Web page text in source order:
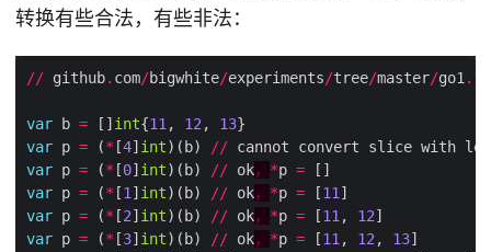
转换有些合法，有些非法：
// github. com/bigwhite/experiments/tree/master/go1. 17
var b = [] int{11, 12, 13
var p = (* [4] int)(b) // cannot convert slice with
var p = (* [0] int)(b) // ok， *p =
var p = (* [1] int)(b) // ok， *p = [11
var p = (* [2] int)(b) // ok， *p = [11, 12
var p = (* [3] int)(b) // ok， *p = [11, 12, 13